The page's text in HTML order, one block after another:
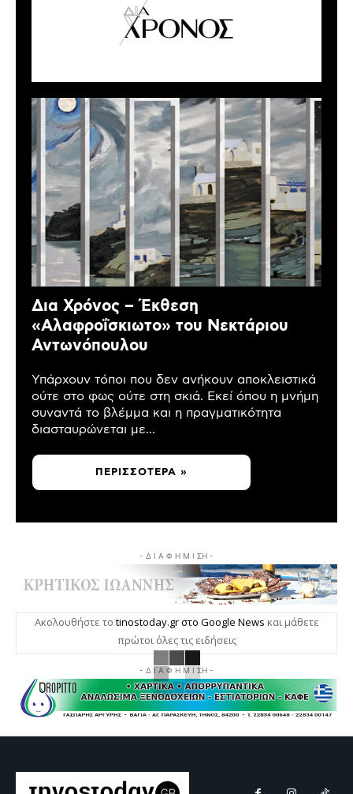
Δια Χρόνος – Έκθεση
«Αλαφροΐσκιωτο» του Νεκτάριου
Αντωνόπουλου
Υπάρχουν τόποι που δεν ανήκουν αποκλειστικά
ούτε στο φως ούτε στη σκιά. Εκεί όπου η μνήμη
συναντά το βλέμμα και η πραγματικότητα
διασταυρώνεται με...
ΠΕΡΙΣΣΌΤΕΡΑ »
- Δ Ι Α Φ Η Μ Ι ΣΗ -
Ακολουθήστε το tinostoday.gr στο Google News και μάθετε
πρώτοι όλες τις ειδήσεις
- Δ Ι Α Φ Η Μ Ι ΣΗ -